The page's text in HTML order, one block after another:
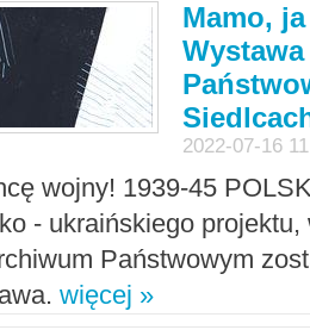
Mamo,
2022-07-16
wojny! 1939-45
- ukraińskiego
Państwowym
więcej »